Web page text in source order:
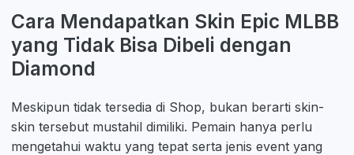
Cara Mendapatkan Skin Epic MLBB
yang Tidak Bisa Dibeli dengan
Diamond
Meskipun tidak tersedia di Shop, bukan berarti skin-
skin tersebut mustahil dimiliki. Pemain hanya perlu
mengetahui waktu yang tepat serta jenis event yang